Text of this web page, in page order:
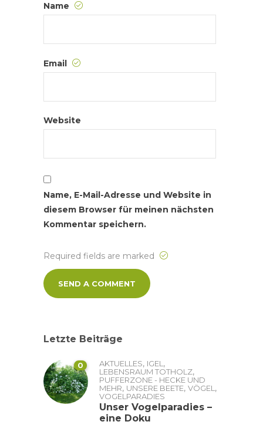
Name
Email
Website
Name, E-Mail-Adresse und Website in
diesem Browser für meinen nächsten
Kommentar speichern.
Required fields are marked
Letzte Beiträge
0 AKTUELLES, IGEL,
LEBENSRAUM TOTHOLZ,
PUFFERZONE - HECKE UND
MEHR, UNSERE BEETE, VÖGEL,
VOGELPARADIES
Unser Vogelparadies –
eine Doku